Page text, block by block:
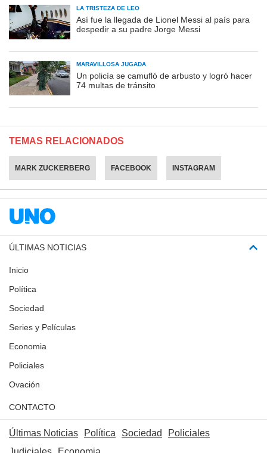
LA TRISTEZA DE LEO
Así fue la llegada de Lionel Messi al país para
despedir a su padre Jorge Messi
MARAVILLOSA JUGADA
Un policía se camufló de arbusto y logró hacer
74 multas de tránsito
TEMAS RELACIONADOS
MARK ZUCKERBERG FACEBOOK INSTAGRAM
ÚLTIMAS NOTICIAS
Inicio
Política
Sociedad
Series y Películas
Economia
Policiales
Ovación
CONTACTO
Últimas Noticias Política Sociedad
Policiales